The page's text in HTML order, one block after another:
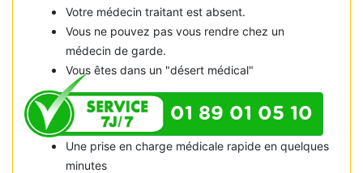
Votre médecin traitant est absent.
Vous ne pouvez pas vous rendre chez un
médecin de garde.
Vous êtes dans un "désert médical"
01 89 01 05 10
Une prise en charge médicale rapide en quelques
minutes